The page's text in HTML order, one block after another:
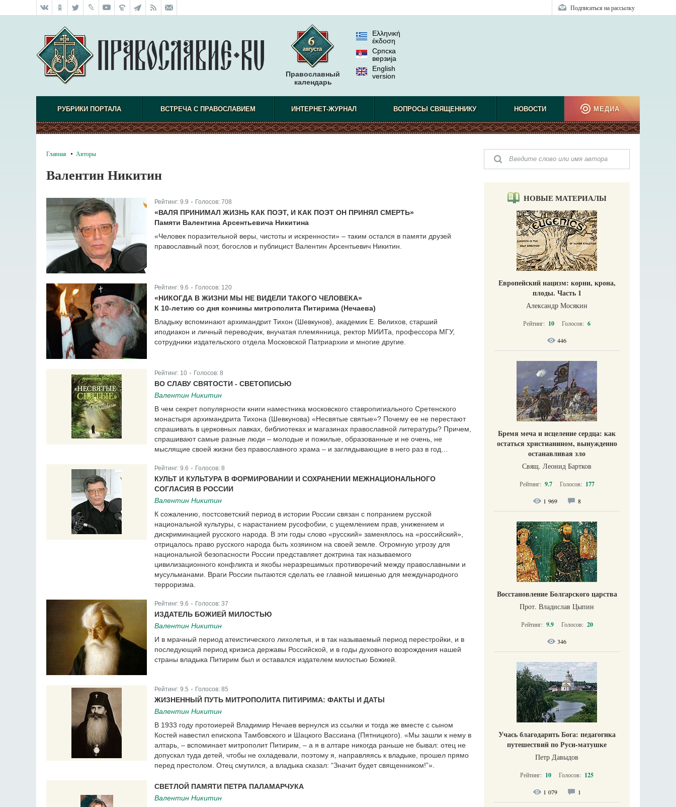
Подписаться на рассылку
Православный
календарь
Ελληνική
έκδοση
Српска
верзиjа
English
version
РУБРИКИ ПОРТАЛА ВСТРЕЧА С ПРАВОСЛАВИЕМ ИНТЕРНЕТ-ЖУРНАЛ ВОПРОСЫ СВЯЩЕННИКУ НОВОСТИ МЕДИА
Главная Авторы
Валентин Никитин
Рейтинг: 9.9 Голосов: 708
«ВАЛЯ ПРИНИМАЛ ЖИЗНЬ КАК ПОЭТ, И КАК ПОЭТ ОН ПРИНЯЛ СМЕРТЬ»
Памяти Валентина Арсентьевича Никитина
«Человек поразительной веры, чистоты и искренности» – таким остался в памяти друзей
православный поэт, богослов и публицист Валентин Арсентьевич Никитин.
Рейтинг: 9.6 Голосов: 120
«НИКОГДА В ЖИЗНИ МЫ НЕ ВИДЕЛИ ТАКОГО ЧЕЛОВЕКА»
К 10-летию со дня кончины митрополита Питирима (Нечаева)
Владыку вспоминают архимандрит Тихон (Шевкунов), академик Е. Велихов, старший
иподиакон и личный переводчик, внучатая племянница, ректор МИИТа, профессора МГУ,
сотрудники издательского отдела Московской Патриархии и многие другие.
Рейтинг: 10 Голосов: 8
ВО СЛАВУ СВЯТОСТИ - СВЕТОПИСЬЮ
Валентин Никитин
В чем секрет популярности книги наместника московского ставропигиального Сретенского
монастыря архимандрита Тихона (Шевкунова) «Несвятые святые»? Почему ее не перестают
спрашивать в церковных лавках, библиотеках и магазинах православной литературы? Причем,
спрашивают самые разные люди – молодые и пожилые, образованные и не очень, не
мыслящие своей жизни без православного храма – и заглядывающие в него раз в год…
Рейтинг: 9.6 Голосов: 8
КУЛЬТ И КУЛЬТУРА В ФОРМИРОВАНИИ И СОХРАНЕНИИ МЕЖНАЦИОНАЛЬНОГО
СОГЛАСИЯ В РОССИИ
Валентин Никитин
К сожалению, постсоветский период в истории России связан с попранием русской
национальной культуры, с нарастанием русофобии, с ущемлением прав, унижением и
дискриминацией русского народа. В эти годы слово «русский» заменялось на «российский»,
отрицалось право русского народа быть хозяином на своей земле. Огромную угрозу для
национальной безопасности России представляет доктрина так называемого
цивилизационного конфликта и якобы неразрешимых противоречий между православными и
мусульманами. Враги России пытаются сделать ее главной мишенью для международного
терроризма.
Рейтинг: 9.6 Голосов: 37
ИЗДАТЕЛЬ БОЖИЕЙ МИЛОСТЬЮ
Валентин Никитин
И в мрачный период атеистического лихолетья, и в так называемый период перестройки, и в
последующий период кризиса державы Российской, и в годы духовного возрождения нашей
страны владыка Питирим был и оставался издателем милостью Божией.
Рейтинг: 9.5 Голосов: 85
ЖИЗНЕННЫЙ ПУТЬ МИТРОПОЛИТА ПИТИРИМА: ФАКТЫ И ДАТЫ
Валентин Никитин
В 1933 году протоиерей Владимир Нечаев вернулся из ссылки и тогда же вместе с сыном
Костей навестил епископа Тамбовского и Шацкого Вассиана (Пятницкого). «Мы зашли к нему в
алтарь, – вспоминает митрополит Питирим, – а я в алтаре никогда раньше не бывал: отец не
допускал туда детей, чтобы не охладевали, поэтому я, направляясь к владыке, прошел прямо
перед престолом. Отец смутился, а владыка сказал: “Значит будет священником!”».
СВЕТЛОЙ ПАМЯТИ ПЕТРА ПАЛАМАРЧУКА
Валентин Никитин
НОВЫЕ МАТЕРИАЛЫ
Европейский нацизм: корни, крона,
плоды. Часть 1
Александр Мосякин
Рейтинг: 10 Голосов: 6
446
Бремя меча и исцеление сердца: как
остаться христианином, вынужденно
останавливая зло
Свящ. Леонид Бартков
Рейтинг: 9.7 Голосов: 177
1 969 8
Восстановление Болгарского царства
Прот. Владислав Цыпин
Рейтинг: 9.9 Голосов: 20
346
Учась благодарить Бога: педагогика
путешествий по Руси-матушке
Петр Давыдов
Рейтинг: 10 Голосов: 125
1 079 1